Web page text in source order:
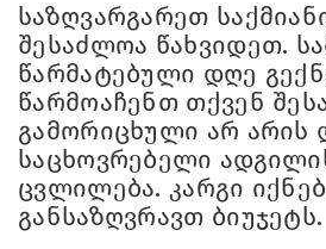
საზღვარგარეთ
შესაძლოა წახვიდეთ.
წარმატებული დღე
წარმოაჩენთ თქვენ
გამორიცხული არ არის
საცხოვრებელი
ცვლილება. კარგი
განსაზღვრავთ ბიუჯეტს.